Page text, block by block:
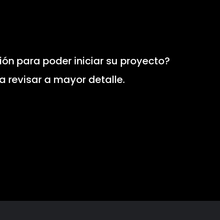
para poder iniciar su proyecto?
revisar a mayor detalle.